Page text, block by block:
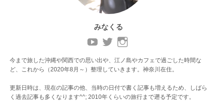
みなくる
今まで旅した沖縄や関西での思い出や、江ノ島やカフェで過ごした時間な
ど、これから（2020年8月～）整理していきます。神奈川在住。
更新日時は、現在の記事の他、当時の日付で書く記事も増えるため、しばら
く過去記事も多くなります^^; 2010年くらいの旅行まで遡る予定です。